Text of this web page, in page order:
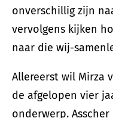
onverschillig zijn
vervolgens kijken
naar die wij-
Allereerst wil Mirza
de afgelopen vier
onderwerp.